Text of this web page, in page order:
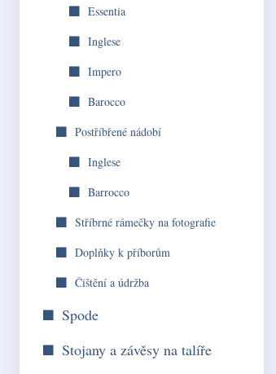
Essentia
Inglese
Impero
Barocco
Postříbřené nádobí
Inglese
Barrocco
Stříbrné rámečky na fotografie
Doplňky k příborům
Čištění a údržba
Spode
Stojany a závěsy na talíře